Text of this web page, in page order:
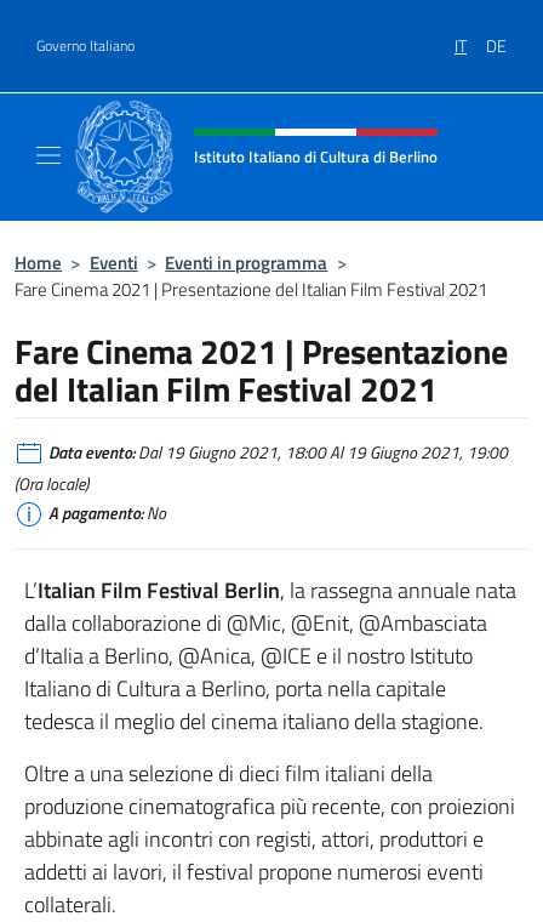
Governo Italiano IT DE
Intestazione sito, social e menù
Istituto Italiano di Cultura di Berlino
Home > Eventi > Eventi in programma >
Fare Cinema 2021 | Presentazione del Italian Film Festival 2021
Fare Cinema 2021 | Presentazione
del Italian Film Festival 2021
Data evento:Dal 19 Giugno 2021, 18:00 Al 19 Giugno 2021, 19:00
(Ora locale)
A pagamento:No
L’Italian Film Festival Berlin, la rassegna annuale nata
dalla collaborazione di @Mic, @Enit, @Ambasciata
d’Italia a Berlino, @Anica, @ICE e il nostro Istituto
Italiano di Cultura a Berlino, porta nella capitale
tedesca il meglio del cinema italiano della stagione.
Oltre a una selezione di dieci film italiani della
produzione cinematografica più recente, con proiezioni
abbinate agli incontri con registi, attori, produttori e
addetti ai lavori, il festival propone numerosi eventi
collaterali.